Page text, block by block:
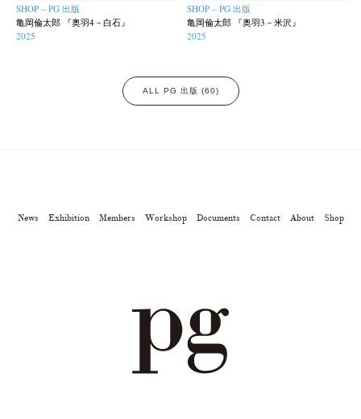
SHOP – PG 出版
亀岡倫太郎 『奥羽4－白石』
2025
SHOP – PG 出版
亀岡倫太郎 『奥羽3－米沢』
2025
ALL PG 出版 (60)
News Exhibition Members Workshop Documents Contact About Shop